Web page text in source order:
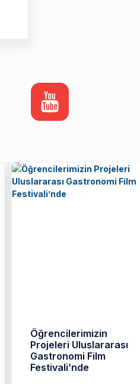
Öğrencilerimizin
Projeleri Uluslararası
Gastronomi Film
Festivali’nde